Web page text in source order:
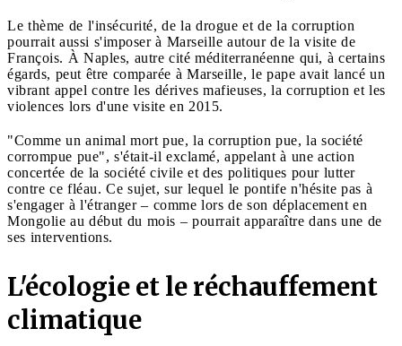
Le thème de l'insécurité, de la drogue et de la corruption
pourrait aussi s'imposer à Marseille autour de la visite de
François. À Naples, autre cité méditerranéenne qui, à certains
égards, peut être comparée à Marseille, le pape avait lancé un
vibrant appel contre les dérives mafieuses, la corruption et les
violences lors d'une visite en 2015.
"Comme un animal mort pue, la corruption pue, la société
corrompue pue", s'était-il exclamé, appelant à une action
concertée de la société civile et des politiques pour lutter
contre ce fléau. Ce sujet, sur lequel le pontife n'hésite pas à
s'engager à l'étranger – comme lors de son déplacement en
Mongolie au début du mois – pourrait apparaître dans une de
ses interventions.
L'écologie et le réchauffement
climatique